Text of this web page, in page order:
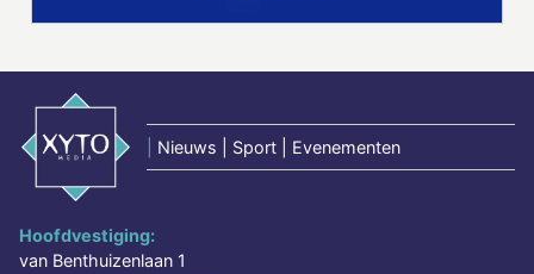
Nieuws | Sport | Evenementen
Hoofdvestiging:
van Benthuizenlaan 1